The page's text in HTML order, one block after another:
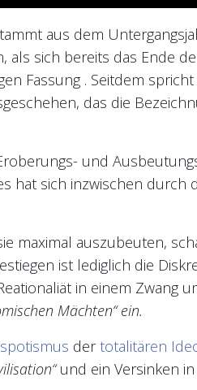
aus dem
als sich bereits das Ende
Fassung . Seitdem
das die
und
hat sich inzwischen durch
maximal auszubeuten,
ist lediglich die
in einem Zwang
Mächten“ ein.
dertotalitären
und ein Versinken in